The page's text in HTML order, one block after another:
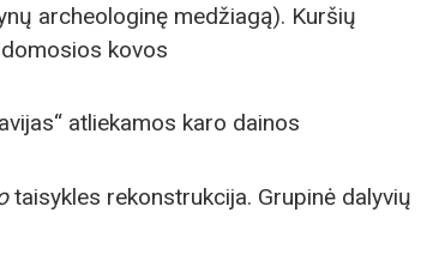
archeologinę medžiagą). Kuršių
kovos
atliekamos karo dainos
taisykles rekonstrukcija. Grupinė dalyvių